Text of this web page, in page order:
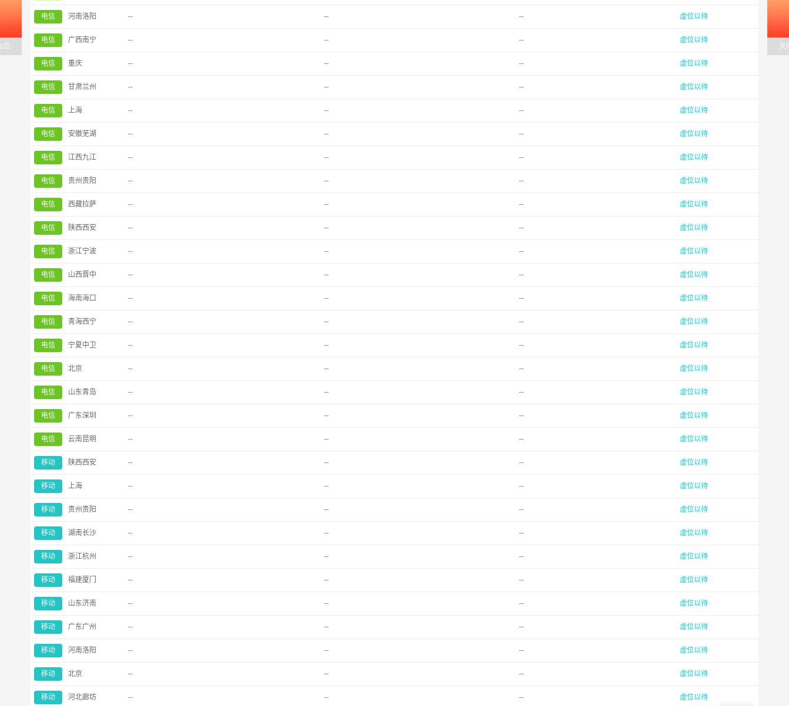
电信 河南洛阳 -- -- -- 虚位以待
电信 广西南宁 -- -- -- 虚位以待
电信 重庆 -- -- -- 虚位以待
电信 甘肃兰州 -- -- -- 虚位以待
电信 上海 -- -- -- 虚位以待
电信 安徽芜湖 -- -- -- 虚位以待
电信 江西九江 -- -- -- 虚位以待
电信 贵州贵阳 -- -- -- 虚位以待
电信 西藏拉萨 -- -- -- 虚位以待
电信 陕西西安 -- -- -- 虚位以待
电信 浙江宁波 -- -- -- 虚位以待
电信 山西晋中 -- -- -- 虚位以待
电信 海南海口 -- -- -- 虚位以待
电信 青海西宁 -- -- -- 虚位以待
电信 宁夏中卫 -- -- -- 虚位以待
电信 北京 -- -- -- 虚位以待
电信 山东青岛 -- -- -- 虚位以待
电信 广东深圳 -- -- -- 虚位以待
电信 云南昆明 -- -- -- 虚位以待
移动 陕西西安 -- -- -- 虚位以待
移动 上海 -- -- -- 虚位以待
移动 贵州贵阳 -- -- -- 虚位以待
移动 湖南长沙 -- -- -- 虚位以待
移动 浙江杭州 -- -- -- 虚位以待
移动 福建厦门 -- -- -- 虚位以待
移动 山东济南 -- -- -- 虚位以待
移动 广东广州 -- -- -- 虚位以待
移动 河南洛阳 -- -- -- 虚位以待
移动 北京 -- -- -- 虚位以待
移动 河北廊坊 -- -- -- 虚位以待
位 关